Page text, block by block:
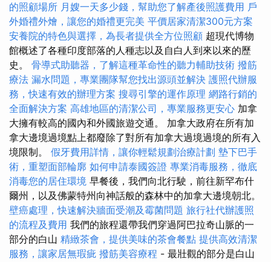
的照顧場所 月嫂一天多少錢，幫助您了解產後照護費用 戶
外婚禮外燴，讓您的婚禮更完美 平價居家清潔300元方案
安養院的特色與選擇，為長者提供全方位照顧 超現代博物
館概述了各種印度部落的人種志以及自白人到來以來的歷
史。 骨導式助聽器，了解這種革命性的聽力輔助技術 撥筋
療法 漏水問題，專業團隊幫您找出源頭並解決 護照代辦服
務，快速有效的辦理方案 搜尋引擎的運作原理 網路行銷的
全面解決方案 高雄地區的清潔公司，專業服務更安心 加拿
大擁有較高的國內和外國旅遊交通。 加拿大政府在所有加
拿大邊境過境點上都廢除了對所有加拿大過境過境的所有入
境限制。 假牙費用詳情，讓你輕鬆規劃治療計劃 墊下巴手
術，重塑面部輪廓 如何申請泰國簽證 專業消毒服務，徹底
消毒您的居住環境 早餐後，我們向北行駛，前往新罕布什
爾州，以及佛蒙特州向神話般的森林中的加拿大邊境朝北。
壁癌處理，快速解決牆面受潮及霉菌問題 旅行社代辦護照
的流程及費用 我們的旅程還帶我們穿過阿巴拉奇山脈的一
部分的白山 精緻茶會，提供美味的茶會餐點 提供高效清潔
服務，讓家居無瑕疵 撥筋美容療程 - 最壯觀的部分是白山